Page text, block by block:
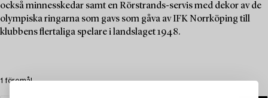
också minnesskedar samt en Rörstrands-servis med dekor av de
olympiska ringarna som gavs som gåva av IFK Norrköping till
klubbens flertaliga spelare i landslaget 1948.
1 föremål